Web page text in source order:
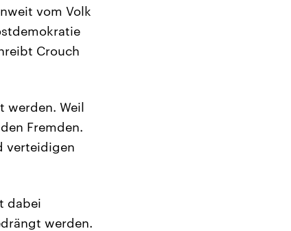
vom Volk
Crouch
werden. Weil
Fremden.
verteidigen
dabei
werden.